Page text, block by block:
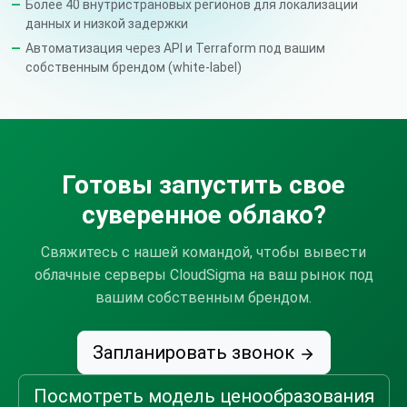
Более 40 внутристрановых регионов для локализации
данных и низкой задержки
Автоматизация через API и Terraform под вашим
собственным брендом (white-label)
Готовы запустить свое
суверенное облако?
Свяжитесь с нашей командой, чтобы вывести
облачные серверы CloudSigma на ваш рынок под
вашим собственным брендом.
Запланировать звонок
Посмотреть модель ценообразования